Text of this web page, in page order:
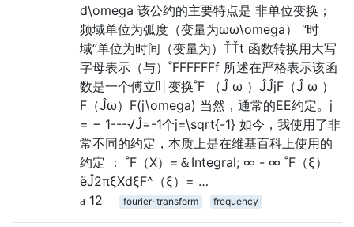
d\omega 该公约的主要特点是 非单位变换；
频域单位为弧度（变量为ωω\omega） “时
域”单位为时间（变量为）ŤŤt 函数转换用大写
字母表示（与）˚FFFFFFf 所述在严格表示该函
数是一个傅立叶变换˚F （Ĵ ω ）ĴĴjF（Ĵ ω ）
F（Ĵω）F(j\omega) 当然，通常的EE约定。j
= − 1---√Ĵ=-1个j=\sqrt{-1} 如今，我使用了非
常不同的约定，本质上是在维基百科上使用的
约定 ： ˚F（X）=＆Integral; ∞ - ∞ ˚F（ξ）
ëĴ2πξXdξF^（ξ）= …
12
fourier-transform frequency